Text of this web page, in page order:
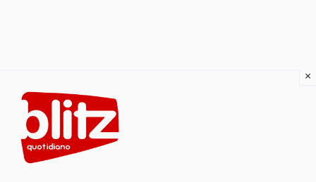
content
×